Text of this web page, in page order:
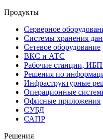
Продукты
Серверное
Системы хранения
Сетевое оборудование
ВКС и АТС
Рабочие станции, ИБП
Решения по
Инфраструктурные
Операционные
Офисные приложения
СУБД
САПР
Решения